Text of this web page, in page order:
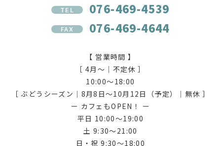
TEL 076-469-4539
FAX 076-469-4644
【 営業時間 】
［ 4月〜｜不定休 ］
10:00〜18:00
［ ぶどうシーズン｜8月8日〜10月12日（予定）｜無休 ］
ー カフェもOPEN！ ー
平日 10:00〜19:00
土 9:30〜21:00
日・祝 9:30〜18:00